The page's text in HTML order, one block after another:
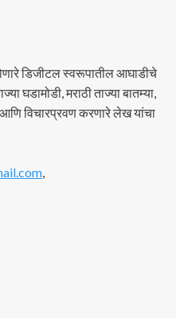
डिजीटल स्वरूपातील आघाडीचे
घडामोडी, मराठी ताज्या बातम्या,
आणि विचारप्रवण करणारे लेख यांचा
,